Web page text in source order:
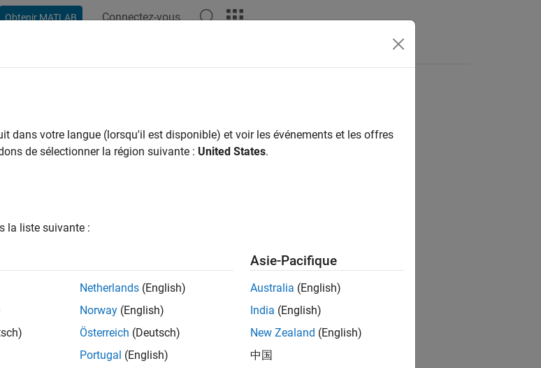
Obtenir MATLAB Connectez-vous
How useful was this information?
dans votre langue (lorsqu'il est disponible) et voir les événements et les offres
de sélectionner la région suivante : United States.
la liste suivante :
Netherlands (English)
Norway (English)
Österreich (Deutsch)
Portugal (English)
Asie-Pacifique
Australia (English)
India (English)
New Zealand (English)
中国